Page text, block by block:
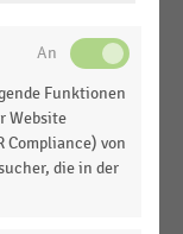
an den großen
|STATISTIK
großen
(2024)
Funktionen
Website
Compliance) von
die in der